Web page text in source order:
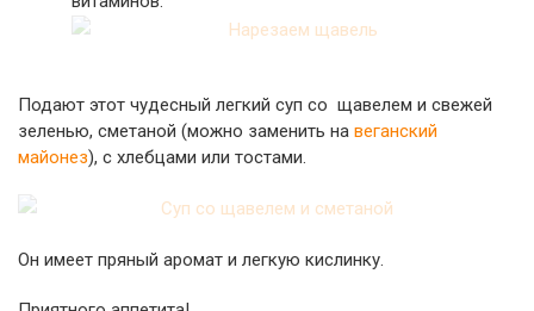
Подают этот чудесный легкий суп со щавелем и свежей
зеленью, сметаной (можно заменить на веганский
майонез), с хлебцами или тостами.
Он имеет пряный аромат и легкую кислинку.